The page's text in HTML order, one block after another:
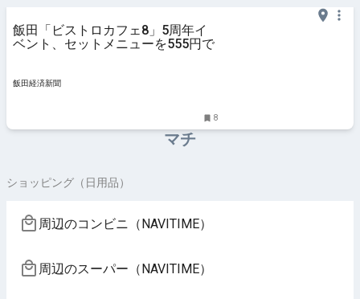
飯田「ビストロカフェ8」5周年イ
ベント、セットメニューを555円で
飯田経済新聞
8
マチ
ショッピング（日用品）
周辺のコンビニ（NAVITIME）
周辺のスーパー（NAVITIME）